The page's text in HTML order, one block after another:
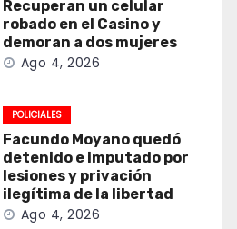
Recuperan un celular
robado en el Casino y
demoran a dos mujeres
Ago 4, 2026
POLICIALES
Facundo Moyano quedó
detenido e imputado por
lesiones y privación
ilegítima de la libertad
Ago 4, 2026